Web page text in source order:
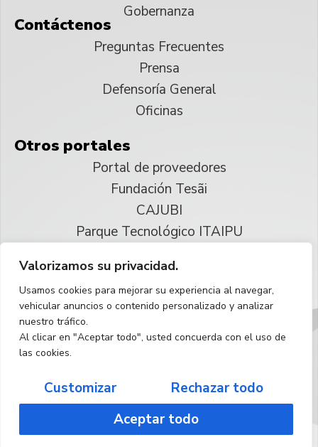
Valorizamos su privacidad.
Usamos cookies para mejorar su experiencia al navegar,
vehicular anuncios o contenido personalizado y analizar
nuestro tráfico.
Al clicar en "Aceptar todo", usted concuerda con el uso de
las cookies.
Customizar
Rechazar todo
Aceptar todo
Gobernanza
Contáctenos
Preguntas Frecuentes
Prensa
Defensoría General
Oficinas
Otros portales
Portal de proveedores
Fundación Tesãi
CAJUBI
Parque Tecnológico ITAIPU
Reservados todos los derechos
Español